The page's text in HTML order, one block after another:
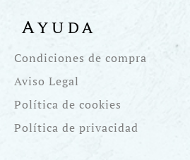
Ayuda
Condiciones de compra
Aviso Legal
Política de cookies
Política de privacidad